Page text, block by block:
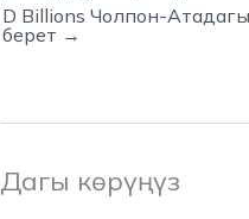
D Billions Чолпон-
берет →
Дагы көрүңүз